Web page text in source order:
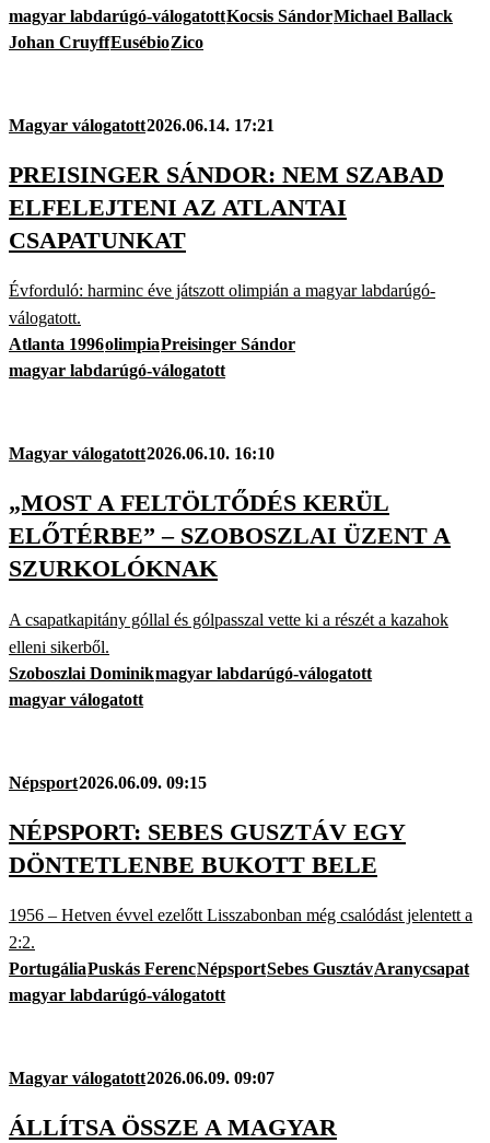
magyar labdarúgó-válogatottKocsis SándorMichael Ballack
Johan CruyffEusébioZico
Magyar válogatott2026.06.14. 17:21
PREISINGER SÁNDOR: NEM SZABAD
ELFELEJTENI AZ ATLANTAI
CSAPATUNKAT
Évforduló: harminc éve játszott olimpián a magyar labdarúgó-
válogatott.
Atlanta 1996olimpiaPreisinger Sándor
magyar labdarúgó-válogatott
Magyar válogatott2026.06.10. 16:10
„MOST A FELTÖLTŐDÉS KERÜL
ELŐTÉRBE” – SZOBOSZLAI ÜZENT A
SZURKOLÓKNAK
A csapatkapitány góllal és gólpasszal vette ki a részét a kazahok
elleni sikerből.
Szoboszlai Dominikmagyar labdarúgó-válogatott
magyar válogatott
Népsport2026.06.09. 09:15
NÉPSPORT: SEBES GUSZTÁV EGY
DÖNTETLENBE BUKOTT BELE
1956 – Hetven évvel ezelőtt Lisszabonban még csalódást jelentett a
2:2.
PortugáliaPuskás FerencNépsportSebes GusztávAranycsapat
magyar labdarúgó-válogatott
Magyar válogatott2026.06.09. 09:07
ÁLLÍTSA ÖSSZE A MAGYAR